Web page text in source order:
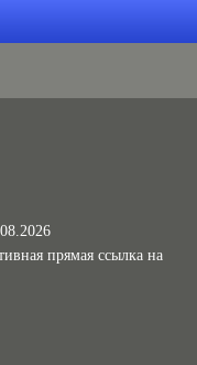
прямая ссылка на